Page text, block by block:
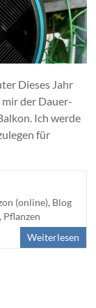
Dieses Jahr
der Dauer-
Ich werde
für
(online), Blog
, Pflanzen
Weiterlesen